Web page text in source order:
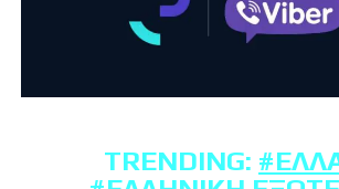
TRENDING: